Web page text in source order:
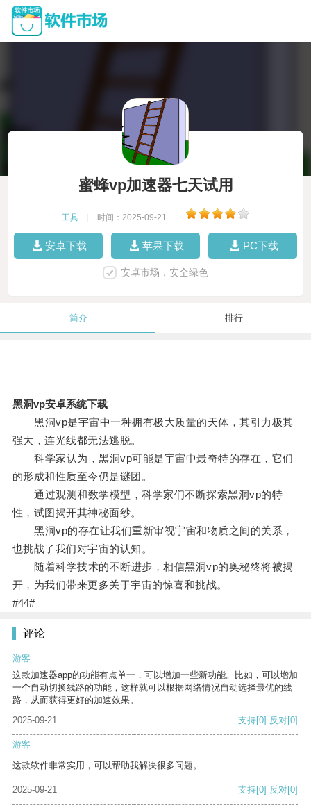
蜜蜂vp加速器七天试用
工具 时间：2025-09-21
安卓下载 苹果下载 PC下载
安卓市场，安全绿色
简介 排行
黑洞vp安卓系统下载
黑洞vp是宇宙中一种拥有极大质量的天体，其引力极其
强大，连光线都无法逃脱。
科学家认为，黑洞vp可能是宇宙中最奇特的存在，它们
的形成和性质至今仍是谜团。
通过观测和数学模型，科学家们不断探索黑洞vp的特
性，试图揭开其神秘面纱。
黑洞vp的存在让我们重新审视宇宙和物质之间的关系，
也挑战了我们对宇宙的认知。
随着科学技术的不断进步，相信黑洞vp的奥秘终将被揭
开，为我们带来更多关于宇宙的惊喜和挑战。
#44#
评论
游客
这款加速器app的功能有点单一，可以增加一些新功能。比如，可以增加
一个自动切换线路的功能，这样就可以根据网络情况自动选择最优的线
路，从而获得更好的加速效果。
2025-09-21
支持[0] 反对[0]
游客
这款软件非常实用，可以帮助我解决很多问题。
2025-09-21 支持[0] 反对[0]